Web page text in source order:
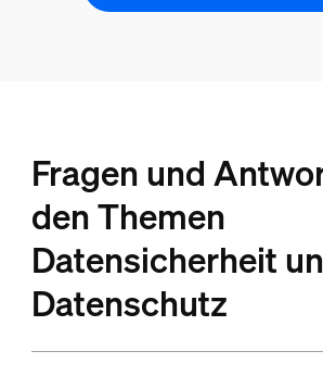
Fragen und
den Themen
Datensicherheit
Datenschutz